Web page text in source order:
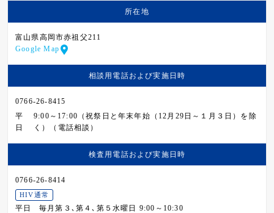
所在地
富山県高岡市赤祖父211
Google Map
相談用電話および実施日時
0766-26-8415
平
日
9:00～17:00（祝祭日と年末年始（12月29日～１月３日）を除
く）（電話相談）
検査用電話および実施日時
0766-26-8414
HIV通常
平日 毎月第３､第４､第５水曜日 9:00～10:30